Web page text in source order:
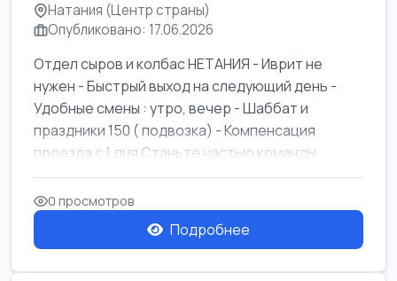
Натания (Центр страны)
Опубликовано: 17.06.2026
Отдел сыров и колбас НЕТАНИЯ - Иврит не
нужен - Быстрый выход на следующий день -
Удобные смены : утро, вечер - Шаббат и
праздники 150 ( подвозка) - Компенсация
проезда с 1 дня Станьте частью команды ...
0 просмотров
Подробнее